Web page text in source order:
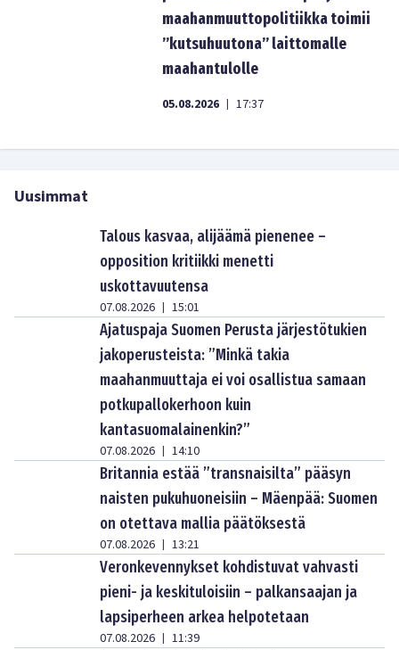
maahanmuuttopolitiikka toimii
”kutsuhuutona” laittomalle
maahantulolle
05.08.2026 | 17:37
Uusimmat
Talous kasvaa, alijäämä pienenee –
opposition kritiikki menetti
uskottavuutensa
07.08.2026 | 15:01
Ajatuspaja Suomen Perusta järjestötukien
jakoperusteista: ”Minkä takia
maahanmuuttaja ei voi osallistua samaan
potkupallokerhoon kuin
kantasuomalainenkin?”
07.08.2026 | 14:10
Britannia estää ”transnaisilta” pääsyn
naisten pukuhuoneisiin – Mäenpää: Suomen
on otettava mallia päätöksestä
07.08.2026 | 13:21
Veronkevennykset kohdistuvat vahvasti
pieni- ja keskituloisiin – palkansaajan ja
lapsiperheen arkea helpotetaan
07.08.2026 | 11:39